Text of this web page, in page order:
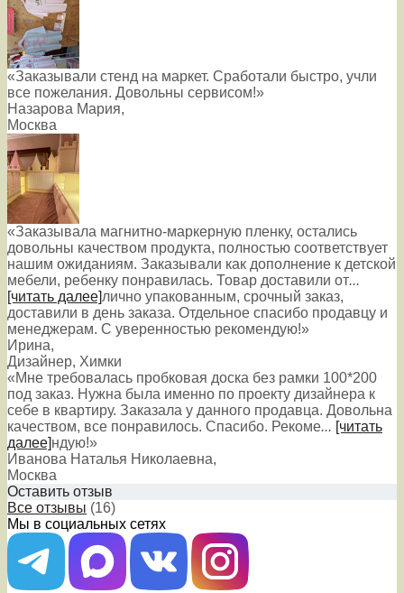
«Заказывали стенд на маркет. Сработали быстро, учли
все пожелания. Довольны сервисом!»
Назарова Мария,
Москва
«Заказывала магнитно-маркерную пленку, остались
довольны качеством продукта, полностью соответствует
нашим ожиданиям. Заказывали как дополнение к детской
мебели, ребенку понравилась. Товар доставили от...
[читать далее]лично упакованным, срочный заказ,
доставили в день заказа. Отдельное спасибо продавцу и
менеджерам. С уверенностью рекомендую!»
Ирина,
Дизайнер, Химки
«Мне требовалась пробковая доска без рамки 100*200
под заказ. Нужна была именно по проекту дизайнера к
себе в квартиру. Заказала у данного продавца. Довольна
качеством, все понравилось. Спасибо. Рекоме... [читать
далее]ндую!»
Иванова Наталья Николаевна,
Москва
Оставить отзыв
Все отзывы (16)
Мы в социальных сетях